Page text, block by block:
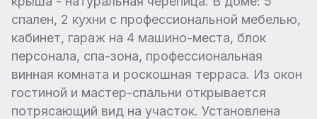
спален, 2 кухни с профессиональной мебелью,
кабинет, гараж на 4 машино-места, блок
персонала, спа-зона, профессиональная
винная комната и роскошная терраса. Из окон
гостиной и мастер-спальни открывается
потрясающий вид на участок. Установлена